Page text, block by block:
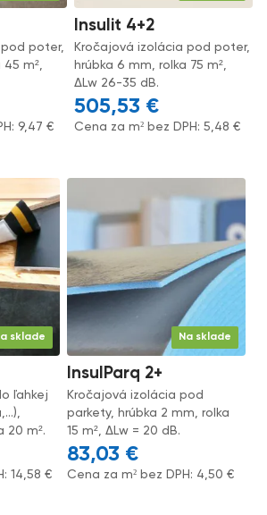
poter,
45 m²,
9,47€
Insulit 4+2
Kročajová izolácia pod poter,
hrúbka 6 mm, rolka 75 m²,
ΔLw 26-35 dB.
505,53 €
Cena za m² bez DPH:5,48€
sklade
ľahkej
20 m².
14,58 €
Na sklade
InsulParq 2+
Kročajová izolácia pod
parkety, hrúbka 2 mm, rolka
15 m², ΔLw = 20 dB.
83,03 €
Cena za m² bez DPH: 4,50 €